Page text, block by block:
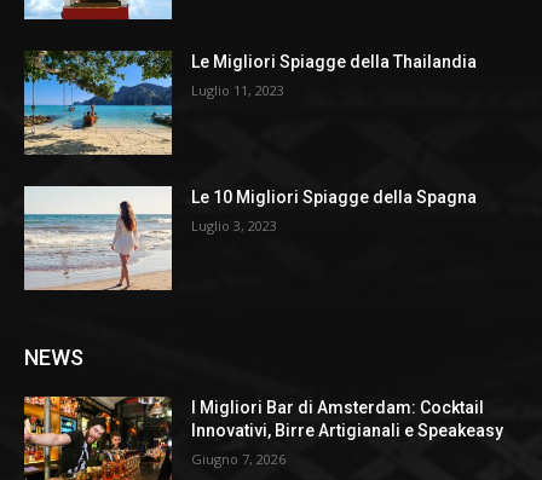
Le Migliori Spiagge della Thailandia
Luglio 11, 2023
Le 10 Migliori Spiagge della Spagna
Luglio 3, 2023
NEWS
I Migliori Bar di Amsterdam: Cocktail
Innovativi, Birre Artigianali e Speakeasy
Giugno 7, 2026